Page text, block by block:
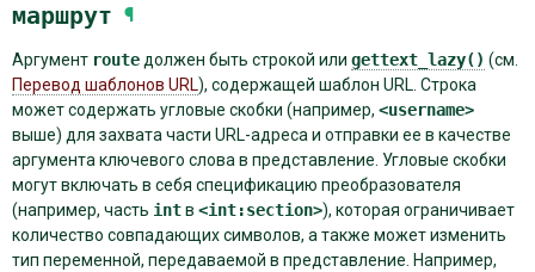
маршрут ¶
Аргумент routeдолжен быть строкой или gettext_lazy() (см.
Перевод шаблонов URL), содержащей шаблон URL. Строка
может содержать угловые скобки (например, <username>
выше) для захвата части URL-адреса и отправки ее в качестве
аргумента ключевого слова в представление. Угловые скобки
могут включать в себя спецификацию преобразователя
(например, часть intв <int:section>), которая ограничивает
количество совпадающих символов, а также может изменить
тип переменной, передаваемой в представление. Например,